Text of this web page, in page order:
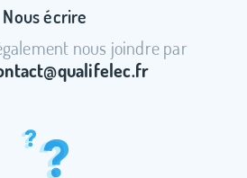
Nous écrire
nous joindre par